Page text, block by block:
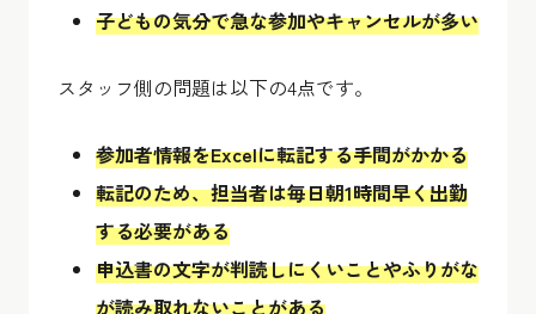
子どもの気分で急な参加やキャンセルが多い
スタッフ側の問題は以下の4点です。
参加者情報をExcelに転記する手間がかかる
転記のため、担当者は毎日朝1時間早く出勤
する必要がある
申込書の文字が判読しにくいことやふりがな
が読み取れないことがある